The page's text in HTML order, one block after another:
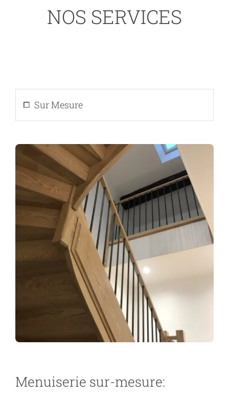
NOS SERVICES
Sur Mesure
Menuiserie sur-mesure: